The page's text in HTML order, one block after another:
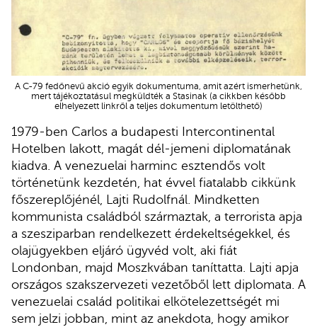
A C-79 fedőnevű akció egyik dokumentuma, amit azért ismerhetünk,
mert tájékoztatásul megküldték a Stasinak (a cikkben később
elhelyezett linkről a teljes dokumentum letölthető)
1979-ben Carlos a budapesti Intercontinental
Hotelben lakott, magát dél-jemeni diplomatának
kiadva. A venezuelai harminc esztendős volt
történetünk kezdetén, hat évvel fiatalabb cikkünk
főszereplőjénél, Lajti Rudolfnál. Mindketten
kommunista családból származtak, a terrorista apja
a szesziparban rendelkezett érdekeltségekkel, és
olajügyekben eljáró ügyvéd volt, aki fiát
Londonban, majd Moszkvában taníttatta. Lajti apja
országos szakszervezeti vezetőből lett diplomata. A
venezuelai család politikai elkötelezettségét mi
sem jelzi jobban, mint az anekdota, hogy amikor